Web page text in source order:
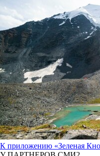
К приложению «Зеленая